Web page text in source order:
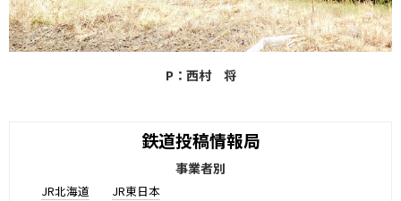
P：西村 将
鉄道投稿情報局
事業者別
JR北海道 JR東日本